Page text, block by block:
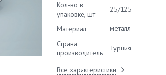
Кол-во в
упаковке, шт
25/125
Материал
металл
Страна
производитель
Турция
Все характеристики